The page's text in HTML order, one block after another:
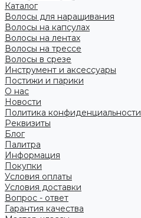
Каталог
Волосы для наращивания
Волосы на капсулах
Волосы на лентах
Волосы на трессе
Волосы в срезе
Инструмент и аксессуары
Постижи и парики
О нас
Новости
Политика конфиденциальности
Реквизиты
Блог
Палитра
Информация
Покупки
Условия оплаты
Условия доставки
Вопрос - ответ
Гарантия качества